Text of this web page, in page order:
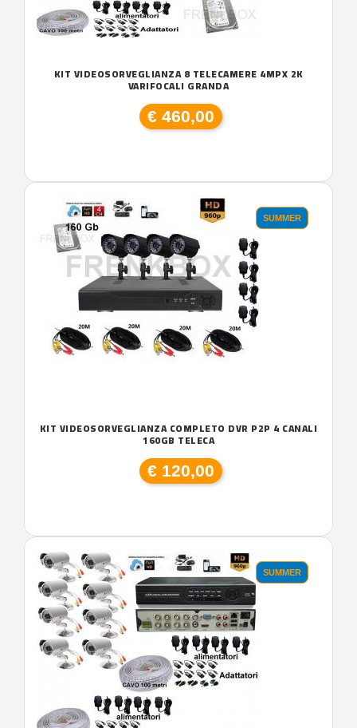
KIT VIDEOSORVEGLIANZA 8 TELECAMERE 4MPX 2K
VARIFOCALI GRANDA
€ 460,00
SUMMER
KIT VIDEOSORVEGLIANZA COMPLETO DVR P2P 4 CANALI
160GB TELECA
€ 120,00
SUMMER